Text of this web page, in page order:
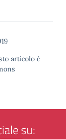
articolo è
su: